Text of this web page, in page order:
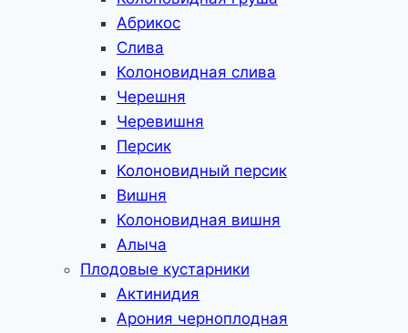
Абрикос
Слива
Колоновидная слива
Черешня
Черевишня
Персик
Колоновидный персик
Вишня
Колоновидная вишня
Алыча
Плодовые кустарники
Актинидия
Арония черноплодная